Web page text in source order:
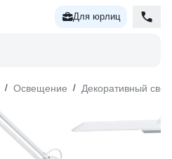
Для юрлиц
/ Освещение / Декоративный свет